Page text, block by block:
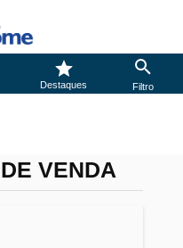
Destaques Filtro
VENDA